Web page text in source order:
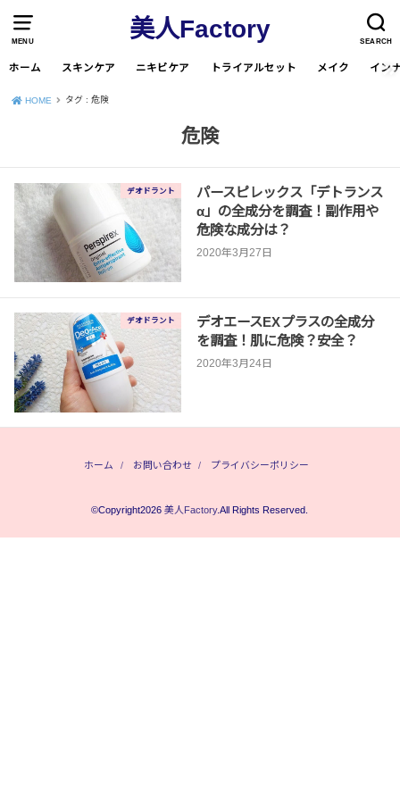
MENU SEARCH
美人Factory
ホーム スキンケア ニキビケア トライアルセット メイク イン
HOME タグ : 危険
危険
デオドラント
パースピレックス「デトランス
α」の全成分を調査！副作用や
危険な成分は？
2020年3月27日
デオドラント
デオエースEXプラスの全成分
を調査！肌に危険？安全？
2020年3月24日
ホーム お問い合わせ プライバシーポリシー
©Copyright2026美人Factory.All Rights Reserved.